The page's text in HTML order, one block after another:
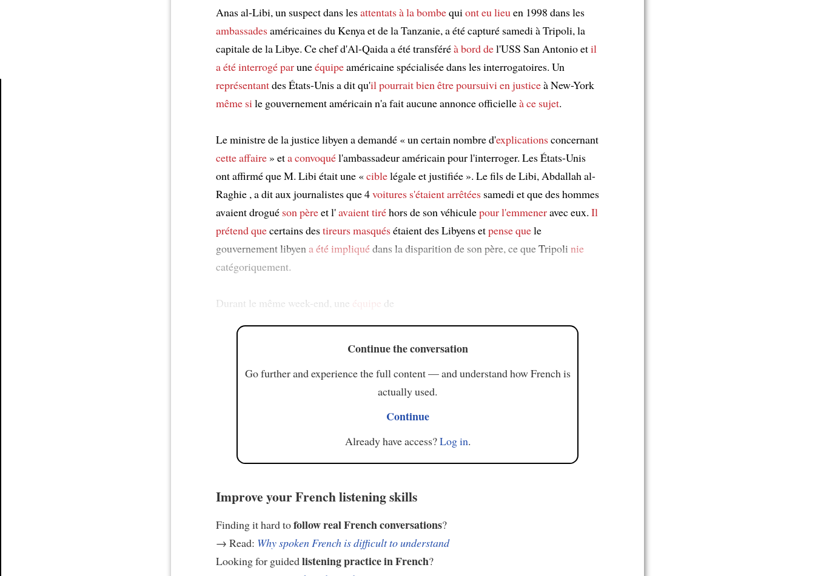
Anas al-Libi, un suspect dans lesattentats à la bombequiont eu lieuen 1998 dans les
ambassadesaméricaines du Kenya et de la Tanzanie, a été capturé samedi à Tripoli, la
capitale de la Libye. Ce chef d'Al-Qaida a été transféréà bord del'USS San Antonio etil
a été interrogé paruneéquipeaméricaine spécialisée dans les interrogatoires. Un
représentantdes États-Unis a dit qu'il pourrait bien être poursuivi en justiceà New-York
même sile gouvernement américain n'a fait aucune annonce officielleà ce sujet.
Le ministre de la justice libyen a demandé « un certain nombre d'explicationsconcernant
cette affaire » eta convoquél'ambassadeur américain pour l'interroger. Les États-Unis
ont affirmé que M. Libi était une «ciblelégale et justifiée ». Le fils de Libi, Abdallah al-
Raghie , a dit aux journalistes que 4voitures s'étaient arrêtées samedi et que des hommes
avaient drogué son pèreet l'avaient tiréhors de son véhiculepour l'emmeneravec eux. Il
prétend quecertains destireurs masquésétaient des Libyens etpense quele
gouvernement libyena été impliquédans la disparition de son père, ce que Tripoli nie
catégoriquement.
Durant le même week-end, une équipe de
Continue the conversation
Go further and experience the full content — and understand how French is
actually used.
Continue
Already have access?Log in.
Improve your French listening skills
Finding it hard tofollow real French conversations?
→ Read: Why spoken French is difficult to understand
Looking for guidedlistening practice in French?